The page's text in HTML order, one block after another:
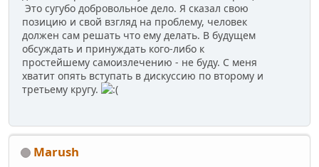
Это сугубо добровольное дело. Я сказал свою
позицию и свой взгляд на проблему, человек
должен сам решать что ему делать. В будущем
обсуждать и принуждать кого-либо к
простейшему самоизлечению - не буду. С меня
хватит опять вступать в дискуссию по второму и
третьему кругу.
Marush